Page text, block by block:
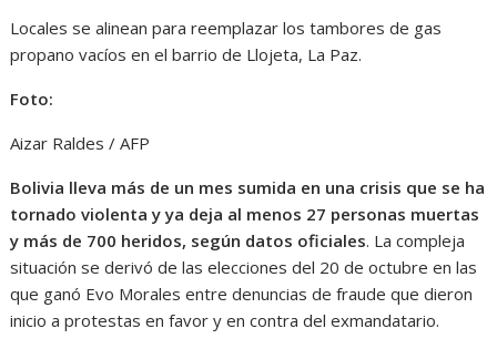
Locales se alinean para reemplazar los tambores de gas
propano vacíos en el barrio de Llojeta, La Paz.
Foto:
Aizar Raldes / AFP
Bolivia lleva más de un mes sumida en una crisis que se ha
tornado violenta y ya deja al menos 27 personas muertas
y más de 700 heridos, según datos oficiales. La compleja
situación se derivó de las elecciones del 20 de octubre en las
que ganó Evo Morales entre denuncias de fraude que dieron
inicio a protestas en favor y en contra del exmandatario.